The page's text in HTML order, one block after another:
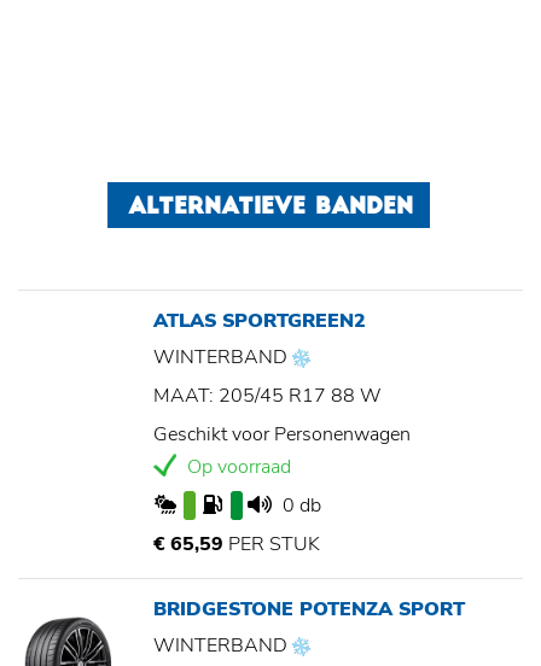
ALTERNATIEVE BANDEN
ATLAS SPORTGREEN2
WINTERBAND
MAAT: 205/45 R17 88 W
Geschikt voor Personenwagen
Op voorraad
0 db
€ 65,59 PER STUK
BRIDGESTONE POTENZA SPORT
WINTERBAND